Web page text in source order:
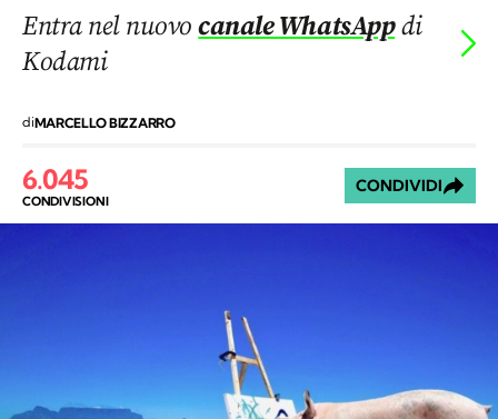
Entra nel nuovocanale WhatsAppdi
Kodami
diMARCELLO BIZZARRO
6.045
CONDIVISIONI
CONDIVIDI